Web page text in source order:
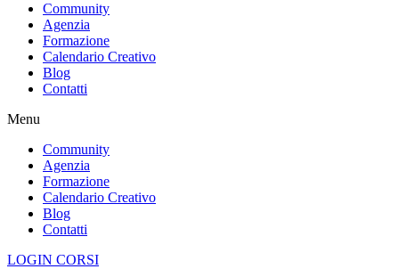
Community
Agenzia
Formazione
Calendario Creativo
Blog
Contatti
Menu
Community
Agenzia
Formazione
Calendario Creativo
Blog
Contatti
LOGIN CORSI